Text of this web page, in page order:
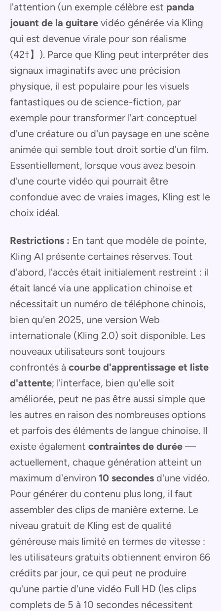
l'attention (un exemple célèbre est panda
jouant de la guitare vidéo générée via Kling
qui est devenue virale pour son réalisme
(42†】). Parce que Kling peut interpréter des
signaux imaginatifs avec une précision
physique, il est populaire pour les visuels
fantastiques ou de science-fiction, par
exemple pour transformer l'art conceptuel
d'une créature ou d'un paysage en une scène
animée qui semble tout droit sortie d'un film.
Essentiellement, lorsque vous avez besoin
d'une courte vidéo qui pourrait être
confondue avec de vraies images, Kling est le
choix idéal.
Restrictions : En tant que modèle de pointe,
Kling AI présente certaines réserves. Tout
d'abord, l'accès était initialement restreint : il
était lancé via une application chinoise et
nécessitait un numéro de téléphone chinois,
bien qu'en 2025, une version Web
internationale (Kling 2.0) soit disponible. Les
nouveaux utilisateurs sont toujours
confrontés à courbe d'apprentissage et liste
d'attente; l'interface, bien qu'elle soit
améliorée, peut ne pas être aussi simple que
les autres en raison des nombreuses options
et parfois des éléments de langue chinoise. Il
existe également contraintes de durée —
actuellement, chaque génération atteint un
maximum d'environ 10 secondes d'une vidéo.
Pour générer du contenu plus long, il faut
assembler des clips de manière externe. Le
niveau gratuit de Kling est de qualité
généreuse mais limité en termes de vitesse :
les utilisateurs gratuits obtiennent environ 66
crédits par jour, ce qui peut ne produire
qu'une partie d'une vidéo Full HD (les clips
complets de 5 à 10 secondes nécessitent